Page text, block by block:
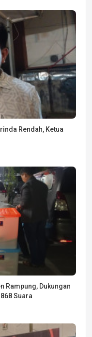
Rendah, Ketua
Rampung, Dukungan
Suara